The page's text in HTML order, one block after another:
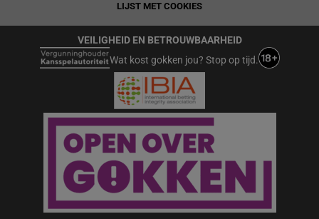
LIJST MET COOKIES
VEILIGHEID EN BETROUWBAARHEID
Wat kost gokken jou? Stop op tijd.